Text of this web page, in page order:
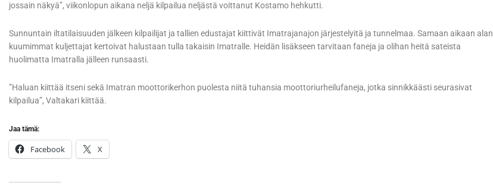
jossain näkyä”, viikonlopun aikana neljä kilpailua neljästä voittanut Kostamo hehkutti.
Sunnuntain iltatilaisuuden jälkeen kilpailijat ja tallien edustajat kiittivät Imatrajanajon järjestelyitä ja tunnelmaa. Samaan aikaan alan
kuumimmat kuljettajat kertoivat halustaan tulla takaisin Imatralle. Heidän lisäkseen tarvitaan faneja ja olihan heitä sateista
huolimatta Imatralla jälleen runsaasti.
”Haluan kiittää itseni sekä Imatran moottorikerhon puolesta niitä tuhansia moottoriurheilufaneja, jotka sinnikkäästi seurasivat
kilpailua”, Valtakari kiittää.
Jaa tämä:
Facebook X